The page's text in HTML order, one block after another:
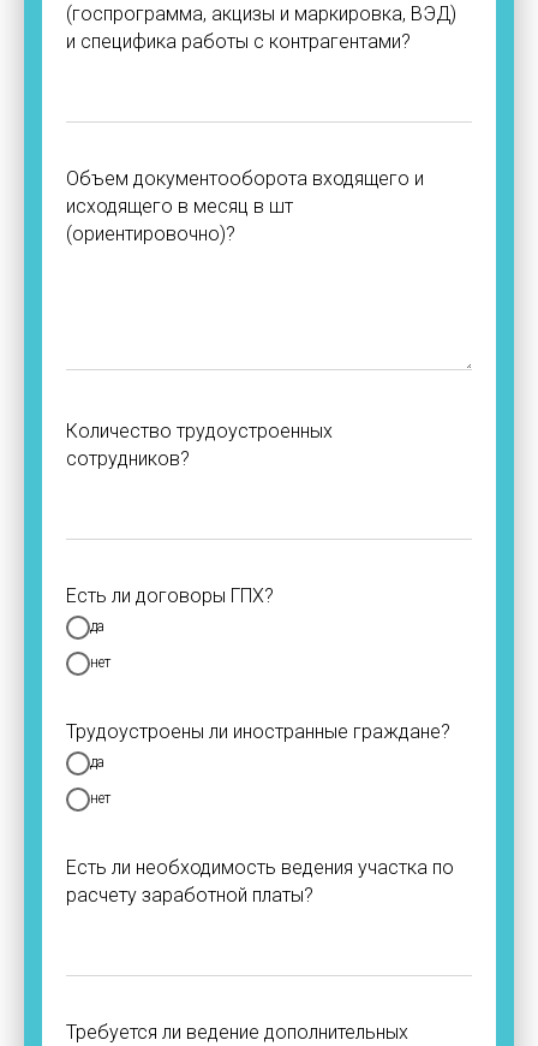
(госпрограмма, акцизы и маркировка, ВЭД)
и специфика работы с контрагентами?
Объем документооборота входящего и
исходящего в месяц в шт
(ориентировочно)?
Количество трудоустроенных
сотрудников?
Есть ли договоры ГПХ?
да
нет
Трудоустроены ли иностранные граждане?
да
нет
Есть ли необходимость ведения участка по
расчету заработной платы?
Требуется ли ведение дополнительных